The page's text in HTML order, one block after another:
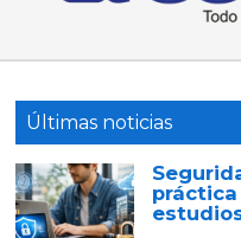
Últimas noticias